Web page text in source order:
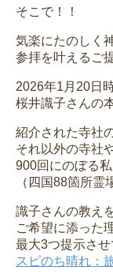
そこで！！
気楽にたのしく
参拝を叶えるご
2026年1月20日時
桜井識子さんの
紹介された寺社
それ以外の寺社
900回にのぼる
（四国88箇所霊
識子さんの教え
ご希望に添った
最大3つ提示さ
スピのち晴れ：